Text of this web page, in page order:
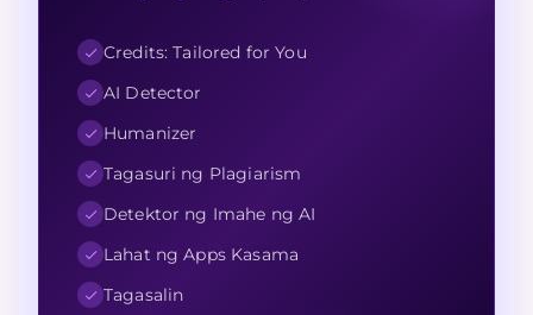
Credits: Tailored for You
AI Detector
Humanizer
Tagasuri ng Plagiarism
Detektor ng Imahe ng AI
Lahat ng Apps Kasama
Tagasalin